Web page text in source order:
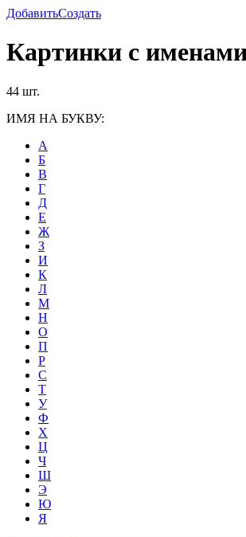
ДобавитьСоздать
Картинки с
44 шт.
ИМЯ НА БУКВУ:
А
Б
В
Г
Д
Е
Ж
З
И
К
Л
М
Н
О
П
Р
С
Т
У
Ф
Х
Ц
Ч
Ш
Э
Ю
Я